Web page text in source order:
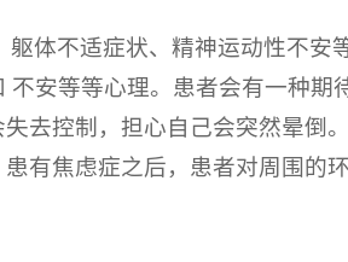
体不适症状、精神运动性不安
安等等心理。患者会有一种期
去控制，担心自己会突然晕倒
有焦虑症之后，患者对周围的